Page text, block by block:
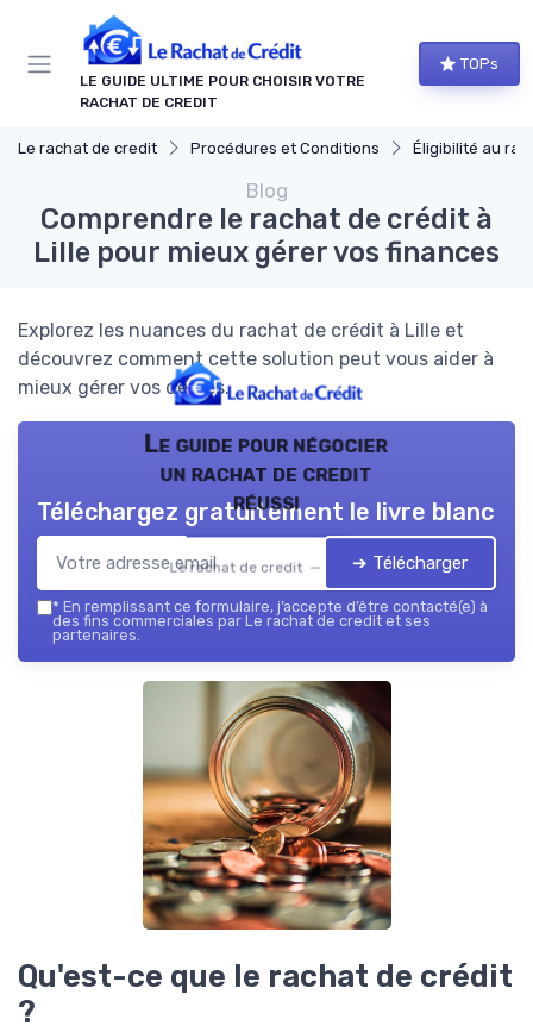
LE GUIDE ULTIME POUR CHOISIR VOTRE
RACHAT DE CREDIT
TOPs
Le rachat de credit Procédures et Conditions Éligibilité au
Blog
Comprendre le rachat de crédit à
Lille pour mieux gérer vos finances
Explorez les nuances du rachat de crédit à Lille et
découvrez comment cette solution peut vous aider à
mieux gérer vos dettes.
Le guide pour négocier
un rachat de credit
réussi
Le rachat de credit — 2026
Téléchargez gratuitement le livre blanc
➔ Télécharger
* En remplissant ce formulaire, j’accepte d’être contacté(e) à
des fins commerciales par Le rachat de credit et ses
partenaires.
Qu'est-ce que le rachat de crédit
?
Panneau de gestion des cookies